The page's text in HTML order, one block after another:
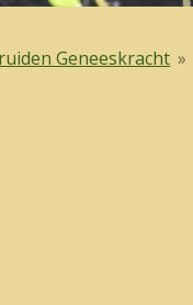
Geneeskracht »